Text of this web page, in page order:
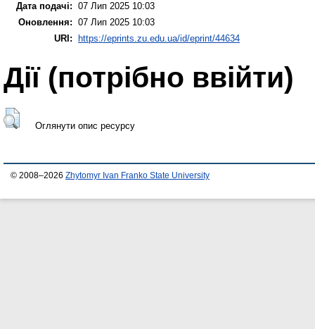
Дата подачі: 07 Лип 2025 10:03
Оновлення: 07 Лип 2025 10:03
URI:
https://eprints.zu.edu.ua/id/eprint/44634
Дії ​​(потрібно ввійти)
Оглянути опис ресурсу
© 2008–2026 Zhytomyr Ivan Franko State University